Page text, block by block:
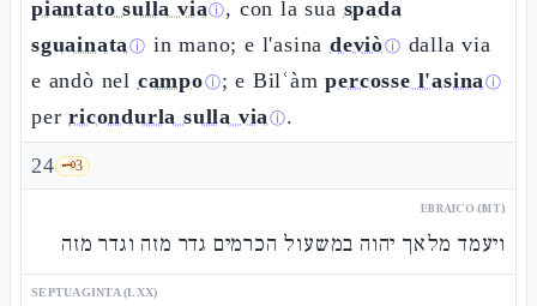
piantato sulla viaⓘ, con la sua spada
sguainataⓘ in mano; e l'asinadeviòⓘ dalla via
e andò nel campoⓘ; e Bilʿàmpercosse l'asinaⓘ
perricondurla sulla viaⓘ.
24 🗝️3
EBRAICO (MT)
ויעמד מלאך יהוה במשעול הכרמים גדר מזה וגדר מזה
SEPTUAGINTA (LXX)